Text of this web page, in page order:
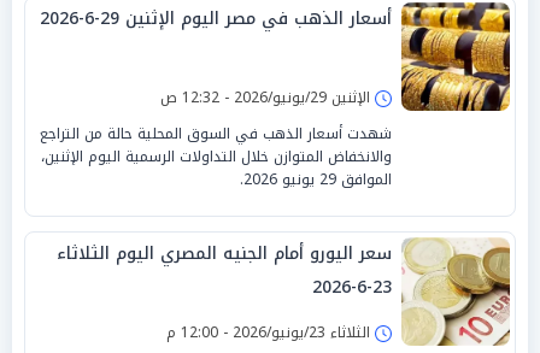
أسعار الذهب في مصر اليوم الإثنين 29-6-2026
الإثنين 29/يونيو/2026 - 12:32 ص
شهدت أسعار الذهب في السوق المحلية حالة من التراجع
والانخفاض المتوازن خلال التداولات الرسمية اليوم الإثنين،
الموافق 29 يونيو 2026.
سعر اليورو أمام الجنيه المصري اليوم الثلاثاء
23-6-2026
الثلاثاء 23/يونيو/2026 - 12:00 م